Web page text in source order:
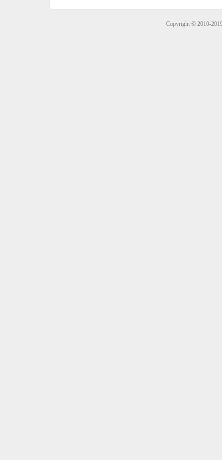
Copyright © 2010-